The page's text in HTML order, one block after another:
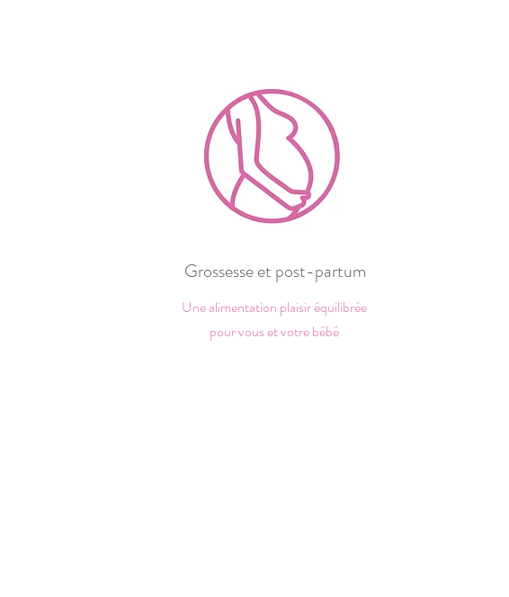
Grossesse et post-partum
Une alimentation plaisir équilibrée
pour vous et votre bébé